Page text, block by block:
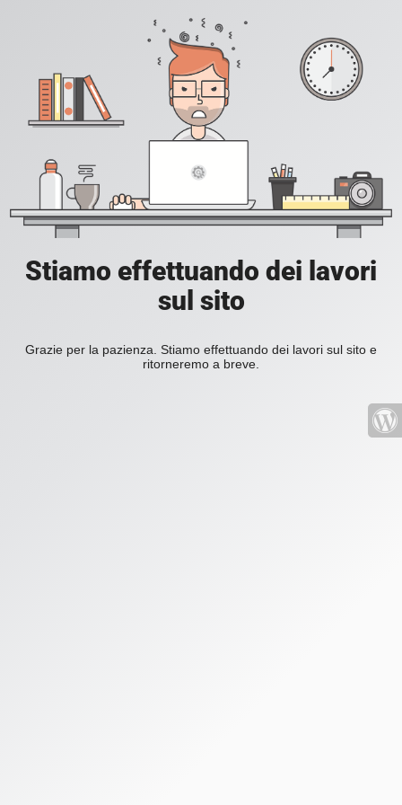
Stiamo effettuando dei lavori
sul sito
Grazie per la pazienza. Stiamo effettuando dei lavori sul sito e
ritorneremo a breve.